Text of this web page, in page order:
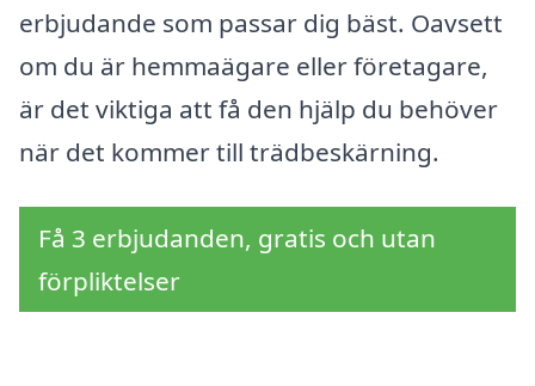
erbjudande som passar dig bäst. Oavsett
om du är hemmaägare eller företagare,
är det viktiga att få den hjälp du behöver
när det kommer till trädbeskärning.
Få 3 erbjudanden, gratis och utan
förpliktelser